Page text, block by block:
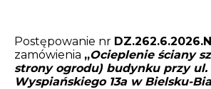
Remonty budynków
Postępowanie nr
zamówienia „Ocieplenie ściany
strony ogrodu) budynku przy ul.
Wyspiańskiego 13a w Bielsku-